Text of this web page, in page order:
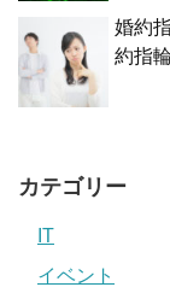
婚約
約指
カテゴリー
IT
イベント